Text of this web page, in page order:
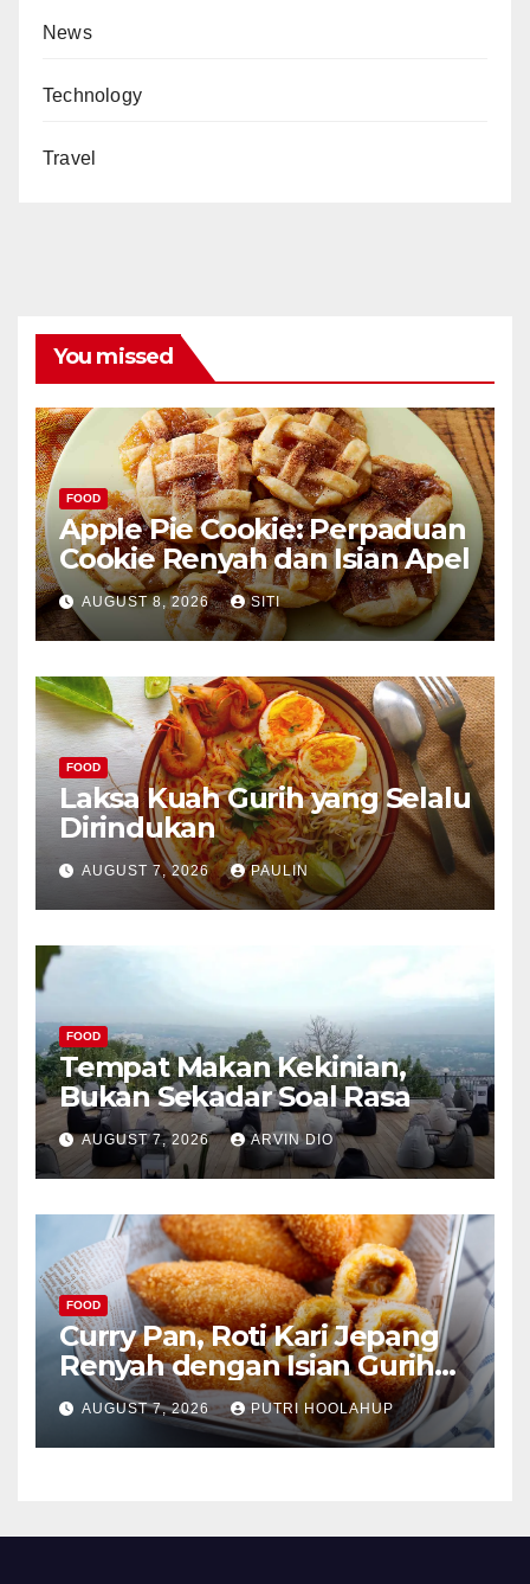
News
Technology
Travel
You missed
FOOD
Apple Pie Cookie: Perpaduan
Cookie Renyah dan Isian Apel
AUGUST 8, 2026 SITI
FOOD
Laksa Kuah Gurih yang Selalu
Dirindukan
AUGUST 7, 2026 PAULIN
FOOD
Tempat Makan Kekinian,
Bukan Sekadar Soal Rasa
AUGUST 7, 2026 ARVIN DIO
FOOD
Curry Pan, Roti Kari Jepang
Renyah dengan Isian Gurih
Menggoda
AUGUST 7, 2026 PUTRI HOOLAHUP